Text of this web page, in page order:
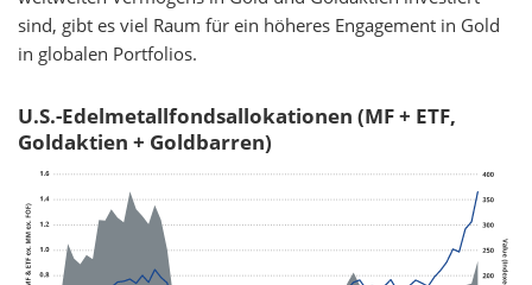
sind, gibt es viel Raum für ein höheres Engagement in Gold
in globalen Portfolios.
U.S.-Edelmetallfondsallokationen (MF + ETF,
Goldaktien + Goldbarren)